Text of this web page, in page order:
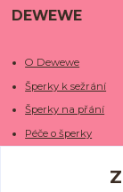
DEWEWE
O Dewewe
Šperky k sežrání
Šperky na přání
Péče o šperky
Kamenné obchody